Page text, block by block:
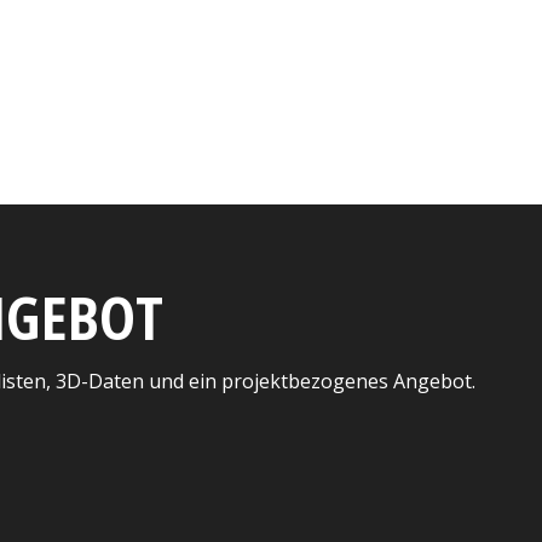
3D-Daten und ein projektbezogenes Angebot.